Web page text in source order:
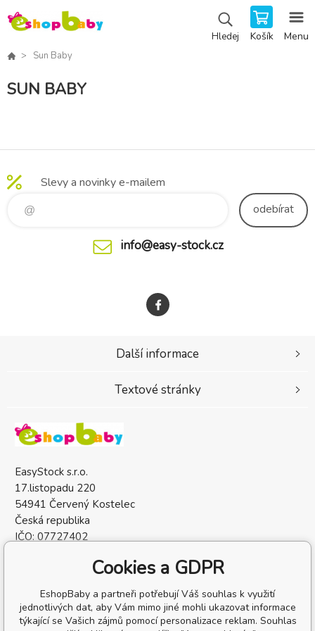
Hledej Košík Menu
Sun Baby
SUN BABY
Slevy a novinky e-mailem
odebírat
info@easy-stock.cz
EasyStock s.r.o.
17.listopadu 220
54941 Červený Kostelec
Česká republika
IČO: 07727402
Další informace
Textové stránky
Cookies a GDPR
EshopBaby a partneři potřebují Váš souhlas k využití
jednotlivých dat, aby Vám mimo jiné mohli ukazovat informace
týkající se Vašich zájmů pomocí personalizace reklam. Souhlas